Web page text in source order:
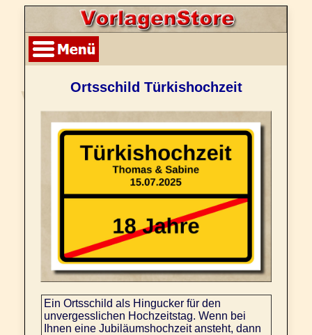
Ortsschild Türkishochzeit
Ein Ortsschild als Hingucker für den
unvergesslichen Hochzeitstag. Wenn bei
Ihnen eine Jubiläumshochzeit ansteht, dann